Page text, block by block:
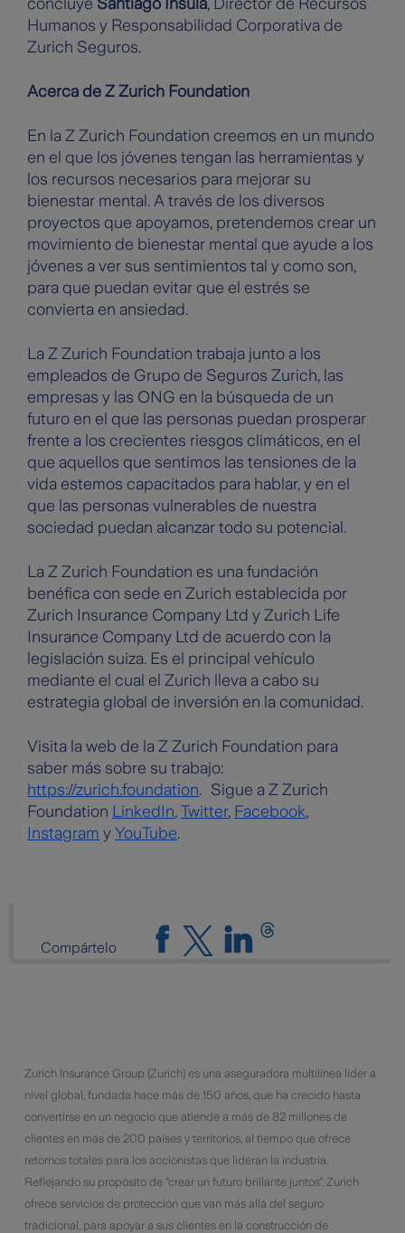
Humanos y Responsabilidad Corporativa de
Zurich Seguros.
Acerca de Z Zurich Foundation
En la Z Zurich Foundation creemos en un mundo
en el que los jóvenes tengan las herramientas y
los recursos necesarios para mejorar su
bienestar mental. A través de los diversos
proyectos que apoyamos, pretendemos crear un
movimiento de bienestar mental que ayude a los
jóvenes a ver sus sentimientos tal y como son,
para que puedan evitar que el estrés se
convierta en ansiedad.
La Z Zurich Foundation trabaja junto a los
empleados de Grupo de Seguros Zurich, las
empresas y las ONG en la búsqueda de un
futuro en el que las personas puedan prosperar
frente a los crecientes riesgos climáticos, en el
que aquellos que sentimos las tensiones de la
vida estemos capacitados para hablar, y en el
que las personas vulnerables de nuestra
sociedad puedan alcanzar todo su potencial.
La Z Zurich Foundation es una fundación
benéfica con sede en Zurich establecida por
Zurich Insurance Company Ltd y Zurich Life
Insurance Company Ltd de acuerdo con la
legislación suiza. Es el principal vehículo
mediante el cual el Zurich lleva a cabo su
estrategia global de inversión en la comunidad.
Visita la web de la Z Zurich Foundation para
saber más sobre su trabajo:
https://zurich.foundation. Sigue a Z Zurich
Foundation LinkedIn, Twitter, Facebook,
Instagram y YouTube.
Compártelo
​Zurich Insurance Group (Zurich) es una aseguradora multilínea líder a
nivel global, fundada hace más de 150 años, que ha crecido hasta
convertirse en un negocio que atiende a más de 82 millones de
clientes en más de 200 países y territorios, al tiempo que ofrece
retornos totales para los accionistas que lideran la industria.
Reflejando su propósito de "crear un futuro brillante juntos", Zurich
ofrece servicios de protección que van más allá del seguro
tradicional, para apoyar a sus clientes en la construcción de